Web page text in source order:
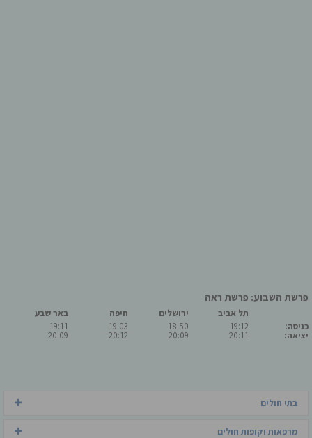
פרשת השבוע: פרשת ראה
כניסה:
יציאה:
תל אביב
19:12
20:11
ירושלים
18:50
20:09
חיפה
19:03
20:12
באר שבע
19:11
20:09
בתי חולים
מרפאות וקופות חולים